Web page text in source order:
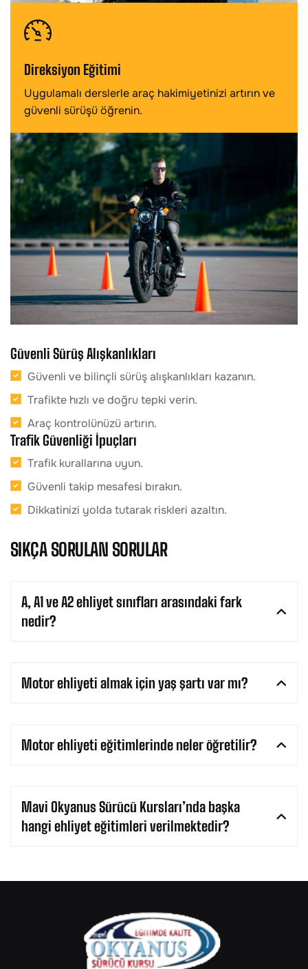
Direksiyon Eğitimi
Uygulamalı derslerle araç hakimiyetinizi artırın ve
güvenli sürüşü öğrenin.
Güvenli Sürüş Alışkanlıkları
Güvenli ve bilinçli sürüş alışkanlıkları kazanın.
Trafikte hızlı ve doğru tepki verin.
Araç kontrolünüzü artırın.
Trafik Güvenliği İpuçları
Trafik kurallarına uyun.
Güvenli takip mesafesi bırakın.
Dikkatinizi yolda tutarak riskleri azaltın.
SIKÇA SORULAN SORULAR
A, A1 ve A2 ehliyet sınıfları arasındaki fark
nedir?
Motor ehliyeti almak için yaş şartı var mı?
Motor ehliyeti eğitimlerinde neler öğretilir?
Mavi Okyanus Sürücü Kursları’nda başka
hangi ehliyet eğitimleri verilmektedir?